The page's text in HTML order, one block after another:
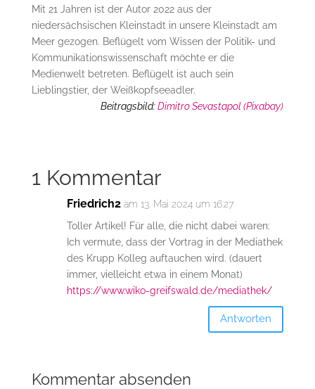
Mit 21 Jahren ist der Autor 2022 aus der
niedersächsischen Kleinstadt in unsere Kleinstadt am
Meer gezogen. Beflügelt vom Wissen der Politik- und
Kommunikationswissenschaft möchte er die
Medienwelt betreten. Beflügelt ist auch sein
Lieblingstier, der Weißkopfseeadler.
Beitragsbild:Dimitro Sevastapol (Pixabay)
1 Kommentar
Friedrich2 am 13. Mai 2024 um 16:27
Toller Artikel! Für alle, die nicht dabei waren:
Ich vermute, dass der Vortrag in der Mediathek
des Krupp Kolleg auftauchen wird. (dauert
immer, vielleicht etwa in einem Monat)
https://www.wiko-greifswald.de/mediathek/
Antworten
Kommentar absenden